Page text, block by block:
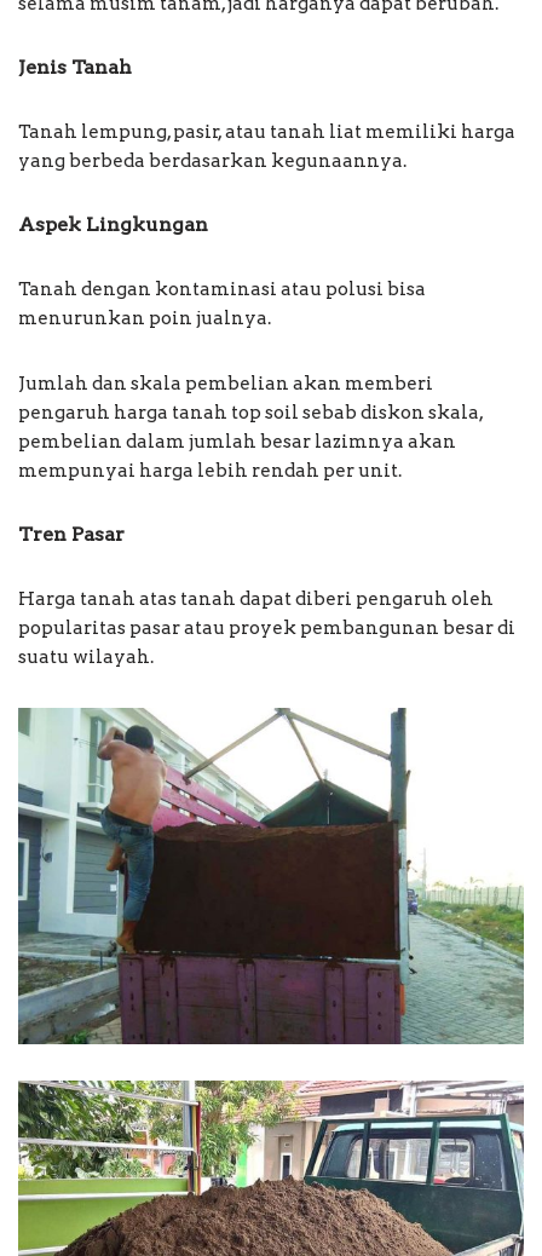
Jenis Tanah
Tanah lempung, pasir, atau tanah liat memiliki harga
yang berbeda berdasarkan kegunaannya.
Aspek Lingkungan
Tanah dengan kontaminasi atau polusi bisa
menurunkan poin jualnya.
Jumlah dan skala pembelian akan memberi
pengaruh harga tanah top soil sebab diskon skala,
pembelian dalam jumlah besar lazimnya akan
mempunyai harga lebih rendah per unit.
Tren Pasar
Harga tanah atas tanah dapat diberi pengaruh oleh
popularitas pasar atau proyek pembangunan besar di
suatu wilayah.